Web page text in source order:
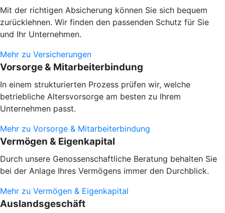
Mit der richtigen Absicherung können Sie sich bequem
zurücklehnen. Wir finden den passenden Schutz für Sie
und Ihr Unternehmen.
Mehr zu Versicherungen
Vorsorge & Mitarbeiterbindung
In einem strukturierten Prozess prüfen wir, welche
betriebliche Altersvorsorge am besten zu Ihrem
Unternehmen passt.
Mehr zu Vorsorge & Mitarbeiterbindung
Vermögen & Eigenkapital
Durch unsere Genossenschaftliche Beratung behalten Sie
bei der Anlage Ihres Vermögens immer den Durchblick.
Mehr zu Vermögen & Eigenkapital
Auslandsgeschäft